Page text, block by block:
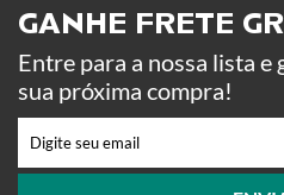
GANHE FRETE
Entre para a nossa lista e
sua próxima compra!